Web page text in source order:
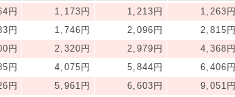
円 1,173円 1,213円
1,263円
円 1,746円 2,096円
2,815円
円 2,320円 2,979円
4,368円
円 4,075円 5,844円
6,406円
円 5,961円 6,603円
9,051円